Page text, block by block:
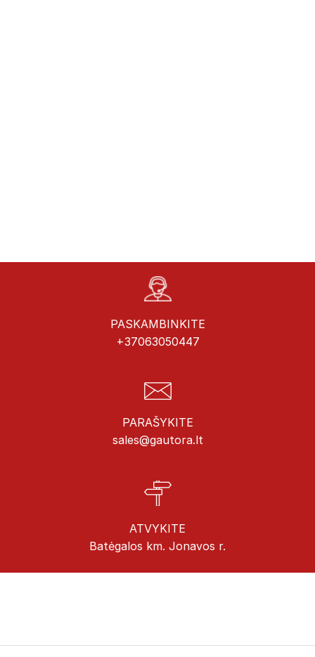
PASKAMBINKITE
+37063050447
PARAŠYKITE
sales@gautora.lt
ATVYKITE
Batėgalos km. Jonavos r.